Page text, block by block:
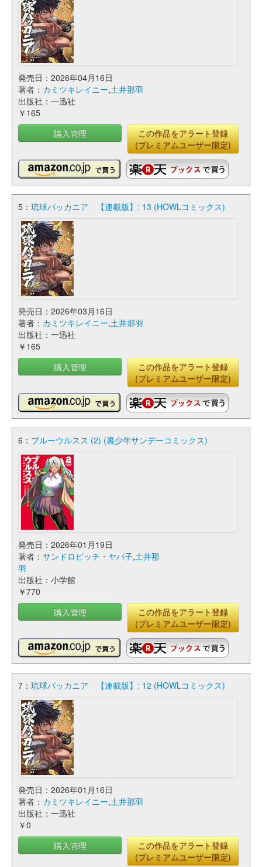
発売日：2026年04月16日
著者： カミツキレイニー,土井那羽
出版社：一迅社
￥165
購入管理
この作品をアラート登録
(プレミアムユーザー限定)
5： 琉球バッカニア 【連載版】: 13 (HOWLコミックス)
発売日：2026年03月16日
著者： カミツキレイニー,土井那羽
出版社：一迅社
￥165
購入管理
この作品をアラート登録
(プレミアムユーザー限定)
6： ブルーウルスス (2) (裏少年サンデーコミックス)
発売日：2026年01月19日
著者： サンドロビッチ・ヤバ子,土井那
羽
出版社：小学館
￥770
購入管理
この作品をアラート登録
(プレミアムユーザー限定)
7： 琉球バッカニア 【連載版】: 12 (HOWLコミックス)
発売日：2026年01月16日
著者： カミツキレイニー,土井那羽
出版社：一迅社
￥0
購入管理
この作品をアラート登録
(プレミアムユーザー限定)